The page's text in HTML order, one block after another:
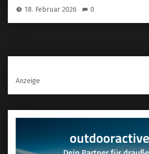
18. Februar 2026 0
Anzeige